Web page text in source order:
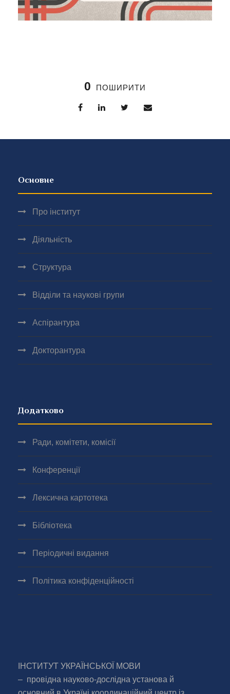
0 ПОШИРИТИ
Основне
Про інститут
Діяльність
Структура
Відділи та наукові групи
Аспірантура
Докторантура
Додатково
Ради, комітети, комісії
Конференції
Лексична картотека
Бібліотека
Періодичні видання
Політика конфіденційності
ІНСТИТУТ УКРАЇНСЬКОЇ МОВИ
– провідна науково-дослідна установа й